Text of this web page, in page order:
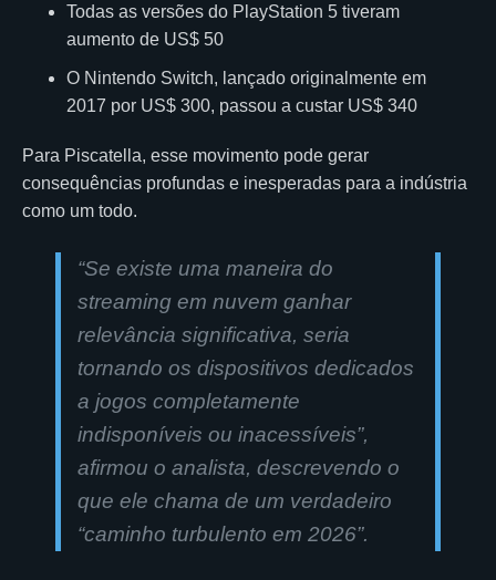
Todas as versões do PlayStation 5 tiveram
aumento de US$ 50
O Nintendo Switch, lançado originalmente em
2017 por US$ 300, passou a custar US$ 340
Para Piscatella, esse movimento pode gerar
consequências profundas e inesperadas para a indústria
como um todo.
“Se existe uma maneira do
streaming em nuvem ganhar
relevância significativa, seria
tornando os dispositivos dedicados
a jogos completamente
indisponíveis ou inacessíveis”,
afirmou o analista, descrevendo o
que ele chama de um verdadeiro
“caminho turbulento em 2026”.